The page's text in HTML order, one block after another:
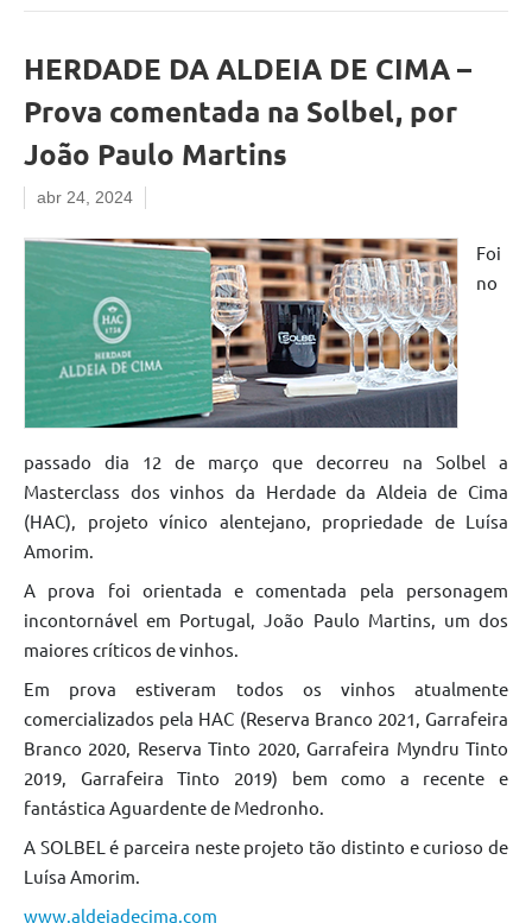
HERDADE DA ALDEIA DE CIMA –
Prova comentada na Solbel, por
João Paulo Martins
abr 24, 2024
Foi
no
passado dia 12 de março que decorreu na Solbel a
Masterclass dos vinhos da Herdade da Aldeia de Cima
(HAC), projeto vínico alentejano, propriedade de Luísa
Amorim.
A prova foi orientada e comentada pela personagem
incontornável em Portugal, João Paulo Martins, um dos
maiores críticos de vinhos.
Em prova estiveram todos os vinhos atualmente
comercializados pela HAC (Reserva Branco 2021, Garrafeira
Branco 2020, Reserva Tinto 2020, Garrafeira Myndru Tinto
2019, Garrafeira Tinto 2019) bem como a recente e
fantástica Aguardente de Medronho.
A SOLBEL é parceira neste projeto tão distinto e curioso de
Luísa Amorim.
www.aldeiadecima.com